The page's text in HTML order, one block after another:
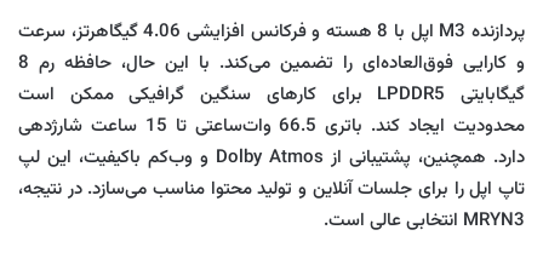
پردازنده M3 اپل با 8 هسته و فرکانس افزایشی 4.06 گیگاهرتز، سرعت
و کارایی فوق‌العاده‌ای را تضمین می‌کند. با این حال، حافظه رم 8
گیگابایتی LPDDR5 برای کارهای سنگین گرافیکی ممکن است
محدودیت ایجاد کند. باتری 66.5 وات‌ساعتی تا 15 ساعت شارژدهی
دارد. همچنین، پشتیبانی از Dolby Atmos و وب‌کم باکیفیت، این لپ
تاپ اپل را برای جلسات آنلاین و تولید محتوا مناسب می‌سازد. در نتیجه،
MRYN3 انتخابی عالی است.